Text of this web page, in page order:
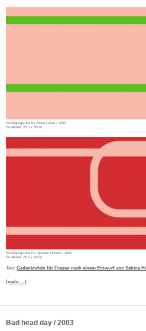
Würdigungstafel für Maria Cäsar / 2003
Emailtafel, 26,5 x 60cm
Würdigungstafel für Djavidan Hanum / 2003
Emailtafel, 26,5 x 60cm
Text: Gedenktafeln für Frauen nach einem Entwurf von Sabina
(mehr …)
Bad head day / 2003